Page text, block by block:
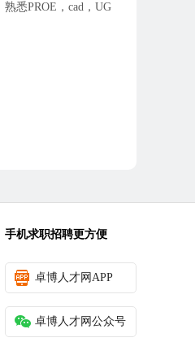
悉PROE，cad，UG
手机求职招聘更方便
卓博人才网APP
卓博人才网公众号